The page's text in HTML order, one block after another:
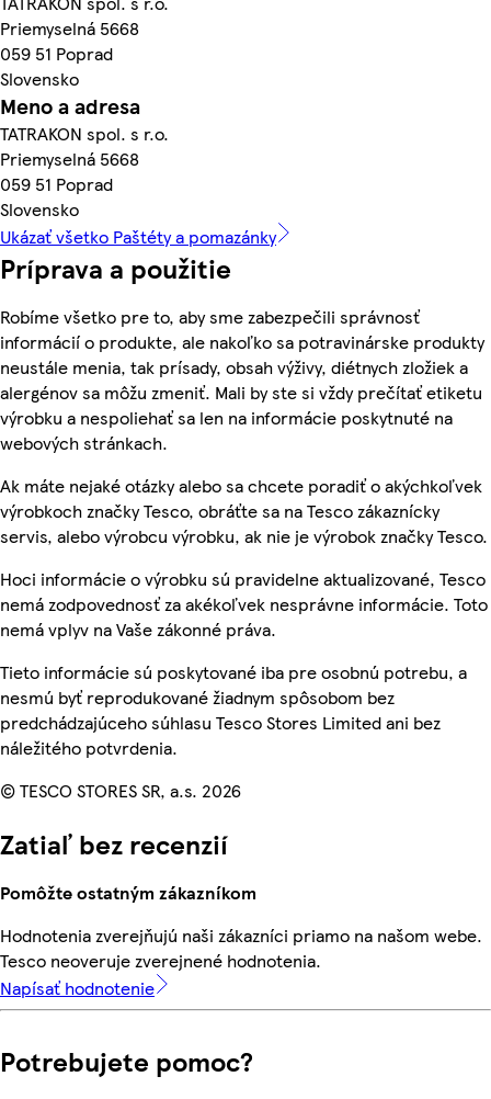
Priemyselná 5668
059 51 Poprad
Slovensko
Meno a adresa
TATRAKON spol. s r.o.
Priemyselná 5668
059 51 Poprad
Slovensko
Ukázať všetko Paštéty a pomazánky
Príprava a použitie
Robíme všetko pre to, aby sme zabezpečili správnosť
informácií o produkte, ale nakoľko sa potravinárske produkty
neustále menia, tak prísady, obsah výživy, diétnych zložiek a
alergénov sa môžu zmeniť. Mali by ste si vždy prečítať etiketu
výrobku a nespoliehať sa len na informácie poskytnuté na
webových stránkach.
Ak máte nejaké otázky alebo sa chcete poradiť o akýchkoľvek
výrobkoch značky Tesco, obráťte sa na Tesco zákaznícky
servis, alebo výrobcu výrobku, ak nie je výrobok značky Tesco.
Hoci informácie o výrobku sú pravidelne aktualizované, Tesco
nemá zodpovednosť za akékoľvek nesprávne informácie. Toto
nemá vplyv na Vaše zákonné práva.
Tieto informácie sú poskytované iba pre osobnú potrebu, a
nesmú byť reprodukované žiadnym spôsobom bez
predchádzajúceho súhlasu Tesco Stores Limited ani bez
náležitého potvrdenia.
© TESCO STORES SR, a.s. 2026
Zatiaľ bez recenzií
Pomôžte ostatným zákazníkom
Hodnotenia zverejňujú naši zákazníci priamo na našom webe.
Tesco neoveruje zverejnené hodnotenia.
Napísať hodnotenie
Potrebujete pomoc?